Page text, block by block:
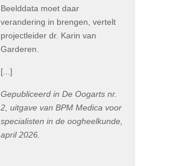
Beelddata moet daar
verandering in brengen, vertelt
projectleider dr. Karin van
Garderen.
[...]
Gepubliceerd in De Oogarts nr.
2, uitgave van BPM Medica voor
specialisten in de oogheelkunde,
april 2026.